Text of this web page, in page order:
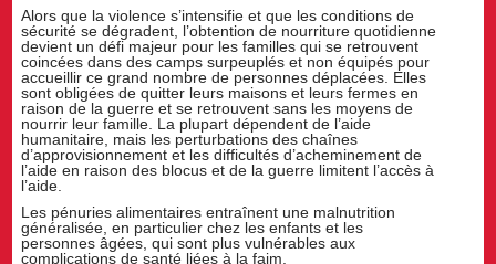
Alors que la violence s’intensifie et que les conditions de
sécurité se dégradent, l’obtention de nourriture quotidienne
devient un défi majeur pour les familles qui se retrouvent
coincées dans des camps surpeuplés et non équipés pour
accueillir ce grand nombre de personnes déplacées. Elles
sont obligées de quitter leurs maisons et leurs fermes en
raison de la guerre et se retrouvent sans les moyens de
nourrir leur famille. La plupart dépendent de l’aide
humanitaire, mais les perturbations des chaînes
d’approvisionnement et les difficultés d’acheminement de
l’aide en raison des blocus et de la guerre limitent l’accès à
l’aide.
Les pénuries alimentaires entraînent une malnutrition
généralisée, en particulier chez les enfants et les
personnes âgées, qui sont plus vulnérables aux
complications de santé liées à la faim.